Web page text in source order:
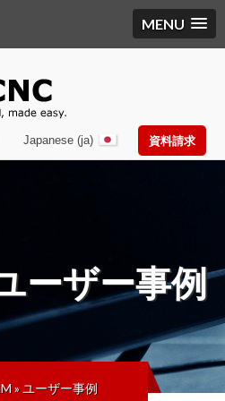
MENU
資料請求
Japanese (ja)
ーザー事例
»ユーザー事例